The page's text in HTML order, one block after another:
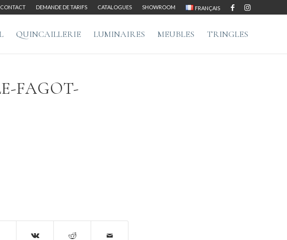
CONTACT DEMANDE DE TARIFS CATALOGUES SHOWROOM FRANÇAIS
QUINCAILLERIE LUMINAIRES MEUBLES TRINGLES
FAGOT-